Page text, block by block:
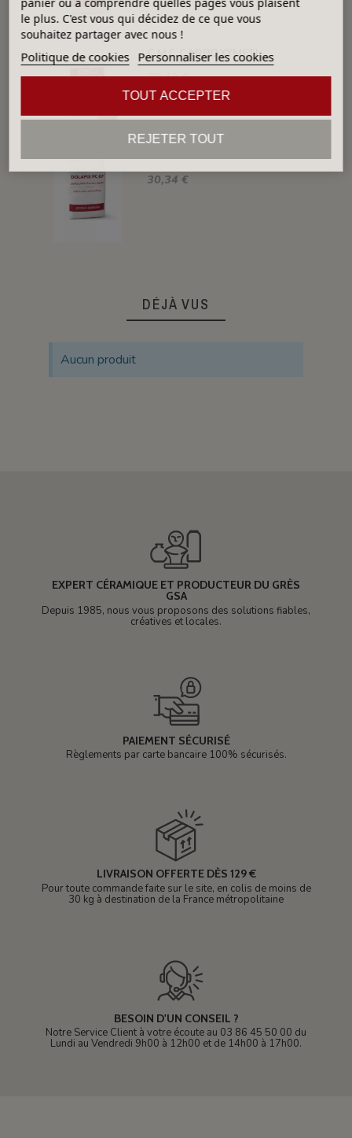
C.M.C CARBOXYMETIHYL CELLULOSE SODIQUE
78,19 €
DOLAPIX PC 67 DÉFLOCULANT LIQUIDE POUR BARBOTINE ET ÉMAIL
30,34 €
DÉJÀ VUS
Aucun produit
EXPERT CÉRAMIQUE ET PRODUCTEUR DU GRÈS
GSA
Depuis 1985, nous vous proposons des solutions fiables,
créatives et locales.
PAIEMENT SÉCURISÉ
Règlements par carte bancaire 100% sécurisés.
LIVRAISON OFFERTE DÈS 129 €
Pour toute commande faite sur le site, en colis de moins de
30 kg à destination de la France métropolitaine
BESOIN D'UN CONSEIL ?
Notre Service Client à votre écoute au 03 86 45 50 00 du
Lundi au Vendredi 9h00 à 12h00 et de 14h00 à 17h00.
le plus. C'est vous qui décidez de ce que vous
souhaitez partager avec nous !
Politique de cookies Personnaliser les cookies
REJETER TOUT
TOUT ACCEPTER